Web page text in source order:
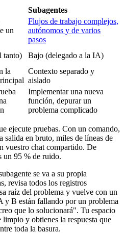
Subagentes
un
Flujos de trabajo complejos,
autónomos y de varios
pasos
tanto)
Bajo (delegado a la IA)
la
Contexto separado y
aislado
Implementar una nueva
función, depurar un
problema complicado
ejecute pruebas. Con un comando,
salida en bruto, miles de líneas de
vuestro chat compartido. De
un 95 % de ruido.
se va a su propia
revisa todos los registros
raíz del problema y vuelve con un
y B están fallando por un problema
que lo solucionará". Tu espacio
y obtienes la respuesta que
toda la basura.